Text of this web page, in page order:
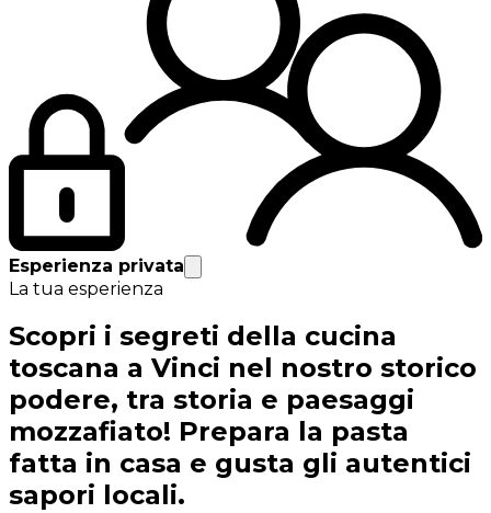
Esperienza privata
La tua esperienza
Scopri i segreti della cucina
toscana a Vinci nel nostro storico
podere, tra storia e paesaggi
mozzafiato! Prepara la pasta
fatta in casa e gusta gli autentici
sapori locali.